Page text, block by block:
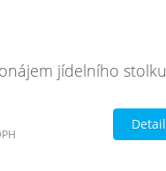
jídelního stolku
Detail